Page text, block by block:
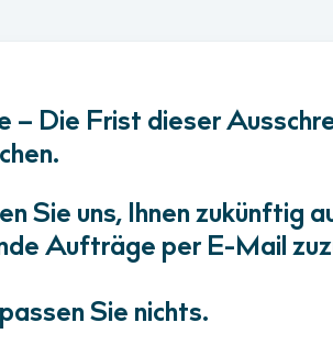
– Die Frist dieser
Sie uns, Ihnen zukünftig
Aufträge per E-Mail
Sie nichts.